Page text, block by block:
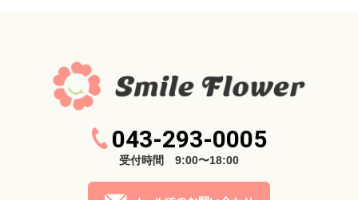
043-293-0005
受付時間 9:00〜18:00